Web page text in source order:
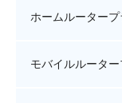
ホームルータープ
モバイルルーター